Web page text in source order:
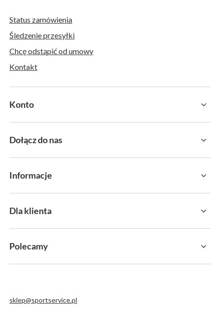
Status zamówienia
Śledzenie przesyłki
Chcę odstąpić od umowy
Kontakt
Konto
Dołącz do nas
Informacje
Dla klienta
Polecamy
sklep@sportservice.pl